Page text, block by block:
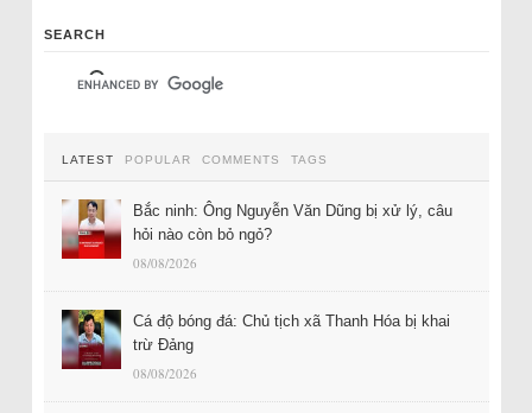
SEARCH
LATEST POPULAR COMMENTS TAGS
Bắc ninh: Ông Nguyễn Văn Dũng bị xử lý, câu
hỏi nào còn bỏ ngỏ?
08/08/2026
Cá độ bóng đá: Chủ tịch xã Thanh Hóa bị khai
trừ Đảng
08/08/2026